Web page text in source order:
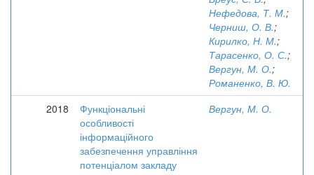
Нефедова, Т. М.;
Черниш, О. В.;
Кирилко, Н. М.;
Тарасенко, О. С.;
Вергун, М. О.;
Романенко, В. Ю.
2018
Функціональні
особливості
інформаційного
забезпечення управління
потенціалом закладу
Вергун, М. О.